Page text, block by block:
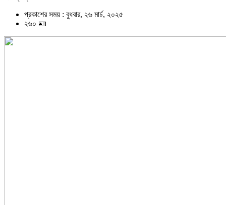
প্রকাশের সময় : বুধবার, ২৬ মার্চ, ২০২৫
২৬০ 🪪